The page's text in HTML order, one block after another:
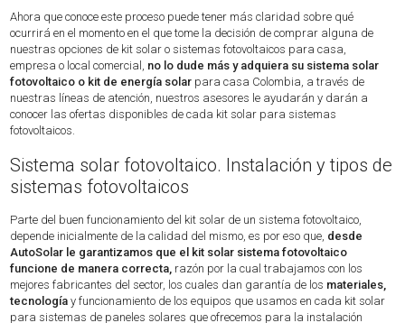
Ahora que conoce este proceso puede tener más claridad sobre qué
ocurrirá en el momento en el que tome la decisión de comprar alguna de
nuestras opciones de kit solar o sistemas fotovoltaicos para casa,
empresa o local comercial, no lo dude más y adquiera su sistema solar
fotovoltaico o kit de energía solar para casa Colombia, a través de
nuestras líneas de atención, nuestros asesores le ayudarán y darán a
conocer las ofertas disponibles de cada kit solar para sistemas
fotovoltaicos.
Sistema solar fotovoltaico. Instalación y tipos de
sistemas fotovoltaicos
Parte del buen funcionamiento del kit solar de un sistema fotovoltaico,
depende inicialmente de la calidad del mismo, es por eso que, desde
AutoSolar le garantizamos que el kit solar sistema fotovoltaico
funcione de manera correcta, razón por la cual trabajamos con los
mejores fabricantes del sector, los cuales dan garantía de los materiales,
tecnologíay funcionamiento de los equipos que usamos en cada kit solar
para sistemas de paneles solares que ofrecemos para la instalación